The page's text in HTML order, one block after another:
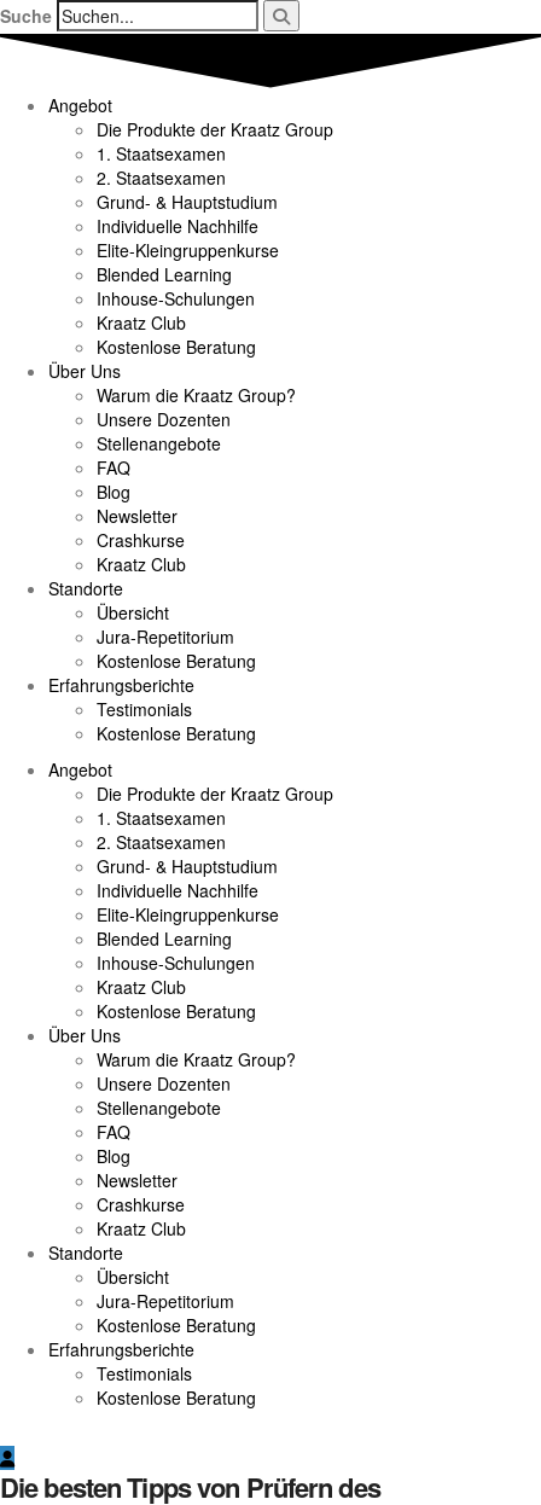
Suche
Angebot
Die Produkte der Kraatz Group
1. Staatsexamen
2. Staatsexamen
Grund- & Hauptstudium
Individuelle Nachhilfe
Elite-Kleingruppenkurse
Blended Learning
Inhouse-Schulungen
Kraatz Club
Kostenlose Beratung
Über Uns
Warum die Kraatz Group?
Unsere Dozenten
Stellenangebote
FAQ
Blog
Newsletter
Crashkurse
Kraatz Club
Standorte
Übersicht
Jura-Repetitorium
Kostenlose Beratung
Erfahrungsberichte
Testimonials
Kostenlose Beratung
Angebot
Die Produkte der Kraatz Group
1. Staatsexamen
2. Staatsexamen
Grund- & Hauptstudium
Individuelle Nachhilfe
Elite-Kleingruppenkurse
Blended Learning
Inhouse-Schulungen
Kraatz Club
Kostenlose Beratung
Über Uns
Warum die Kraatz Group?
Unsere Dozenten
Stellenangebote
FAQ
Blog
Newsletter
Crashkurse
Kraatz Club
Standorte
Übersicht
Jura-Repetitorium
Kostenlose Beratung
Erfahrungsberichte
Testimonials
Kostenlose Beratung
Die besten Tipps von Prüfern des